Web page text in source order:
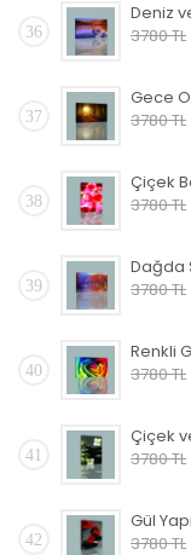
36
3780 TL
37
3780 TL
38
3780 TL
39
3780 TL
40
3780 TL
41
3780 TL
42
3780 TL